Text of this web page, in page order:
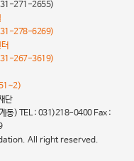
271-2655)
278-6269)
267-3619)
단
동) TEL : 031)218-0400 Fax :
All right reserved.